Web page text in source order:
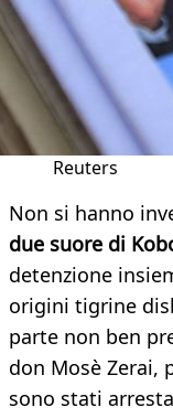
Reuters
Non si hanno
due suore di
detenzione
origini tigrine
parte non ben
don Mosè Zerai,
sono stati